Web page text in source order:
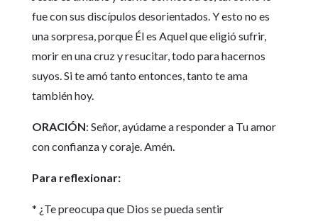
fue con sus discípulos desorientados. Y esto no es
una sorpresa, porque Él es Aquel que eligió sufrir,
morir en una cruz y resucitar, todo para hacernos
suyos. Si te amó tanto entonces, tanto te ama
también hoy.
ORACIÓN: Señor, ayúdame a responder a Tu amor
con confianza y coraje. Amén.
Para reflexionar:
* ¿Te preocupa que Dios se pueda sentir